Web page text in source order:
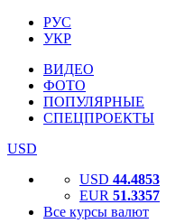
РУС
УКР
ВИДЕО
ФОТО
ПОПУЛЯРНЫЕ
СПЕЦПРОЕКТЫ
USD
USD 44.4853
EUR 51.3357
Все курсы валют